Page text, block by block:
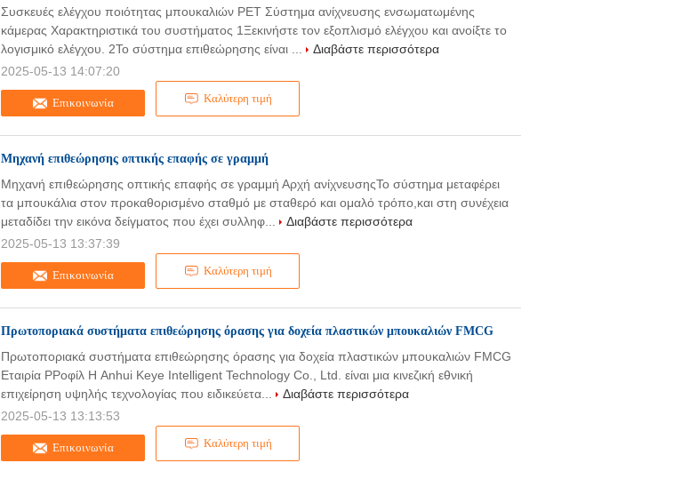
Επικοινωνία Καλύτερη τιμή
Συσκευές ελέγχου ποιότητας μπουκαλιών PET Σύστημα ανίχνευσης ενσωματωμένης
κάμερας Χαρακτηριστικά του συστήματος 1Ξεκινήστε τον εξοπλισμό ελέγχου και ανοίξτε το
λογισμικό ελέγχου. 2Το σύστημα επιθεώρησης είναι ...
Διαβάστε περισσότερα
2025-05-13 14:07:20
Μηχανή επιθεώρησης οπτικής επαφής σε γραμμή
Επικοινωνία Καλύτερη τιμή
Μηχανή επιθεώρησης οπτικής επαφής σε γραμμή Αρχή ανίχνευσηςΤο σύστημα μεταφέρει
τα μπουκάλια στον προκαθορισμένο σταθμό με σταθερό και ομαλό τρόπο,και στη συνέχεια
μεταδίδει την εικόνα δείγματος που έχει συλληφ...
Διαβάστε περισσότερα
2025-05-13 13:37:39
Πρωτοποριακά συστήματα επιθεώρησης όρασης για δοχεία πλαστικών μπουκαλιών FMCG
Επικοινωνία Καλύτερη τιμή
Πρωτοποριακά συστήματα επιθεώρησης όρασης για δοχεία πλαστικών μπουκαλιών FMCG
Εταιρία PΡοφίλ Η Anhui Keye Intelligent Technology Co., Ltd. είναι μια κινεζική εθνική
επιχείρηση υψηλής τεχνολογίας που ειδικεύετα...
Διαβάστε περισσότερα
2025-05-13 13:13:53